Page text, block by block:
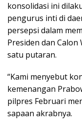
konsolidasi ini
pengurus inti di
persepsi dalam
Presiden dan
satu putaran.
“Kami menyebut
kemenangan
pilpres Februari
sapaan akrabnya.